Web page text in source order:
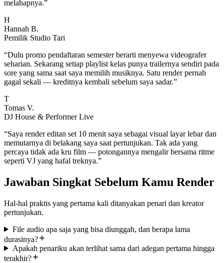
melahapnya.”
H
Hannah B.
Pemilik Studio Tari
“Dulu promo pendaftaran semester berarti menyewa videografer
seharian. Sekarang setiap playlist kelas punya trailernya sendiri pada
sore yang sama saat saya memilih musiknya. Satu render pernah
gagal sekali — kreditnya kembali sebelum saya sadar.”
T
Tomas V.
DJ House & Performer Live
“Saya render editan set 10 menit saya sebagai visual layar lebar dan
memutarnya di belakang saya saat pertunjukan. Tak ada yang
percaya tidak ada kru film — potongannya mengalir bersama ritme
seperti VJ yang hafal treknya.”
Jawaban Singkat Sebelum Kamu Render
Hal-hal praktis yang pertama kali ditanyakan penari dan kreator
pertunjukan.
File audio apa saja yang bisa diunggah, dan berapa lama
durasinya?
Apakah penariku akan terlihat sama dari adegan pertama hingga
terakhir?